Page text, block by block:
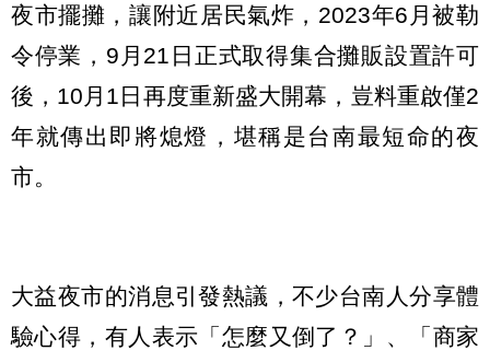
夜市擺攤，讓附近居民氣炸，2023年6月被勒
令停業，9月21日正式取得集合攤販設置許可
後，10月1日再度重新盛大開幕，豈料重啟僅2
年就傳出即將熄燈，堪稱是台南最短命的夜
市。
大益夜市的消息引發熱議，不少台南人分享體
驗心得，有人表示「怎麼又倒了？」、「商家